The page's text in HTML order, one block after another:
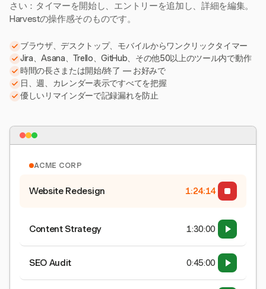
さい：タイマーを開始し、エントリーを追加し、詳細を編集。
Harvestの操作感そのものです。
ブラウザ、デスクトップ、モバイルからワンクリックタイマー
Jira、Asana、Trello、GitHub、その他50以上のツール内で動作
時間の長さまたは開始/終了 — お好みで
日、週、カレンダー表示ですべてを把握
優しいリマインダーで記録漏れを防止
ACME CORP
Website Redesign 1:24:15
Content Strategy 1:30:00
SEO Audit 0:45:00